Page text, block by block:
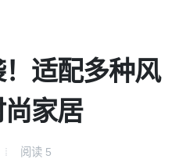
适配多种风
家居
阅读 5